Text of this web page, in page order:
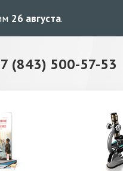
26 августа.
(843) 500-57-53